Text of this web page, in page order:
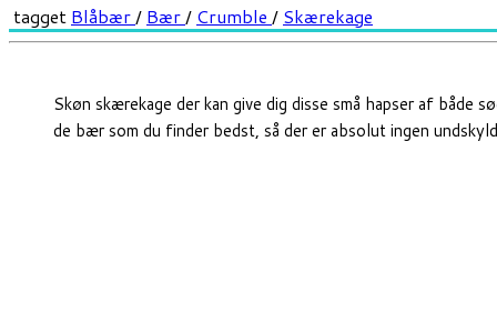
Skøn skærekage der kan give dig disse små hapser af både
de bær som du finder bedst, så der er absolut ingen
tagget Blåbær/ Bær/ Crumble / Skærekage